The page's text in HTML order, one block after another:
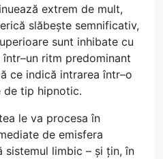
extrem de mult,
slăbește semnificativ,
sunt inhibate cu
ritm predominant
ce indică intrarea într–o
de tip hipnotic.
le va procesa în
de emisfera
sistemul limbic – și țin, în